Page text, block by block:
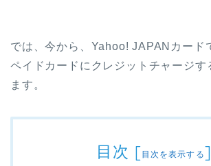
では、今から、Yahoo! JAPANカード
ペイドカードにクレジットチャージす
ます。
目次 [目次を表示する]